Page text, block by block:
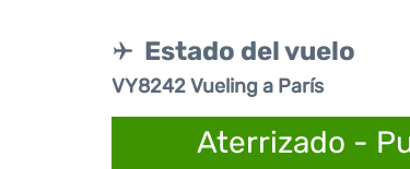
Estado del vuelo
VY8242 Vueling a París
Aterrizado -